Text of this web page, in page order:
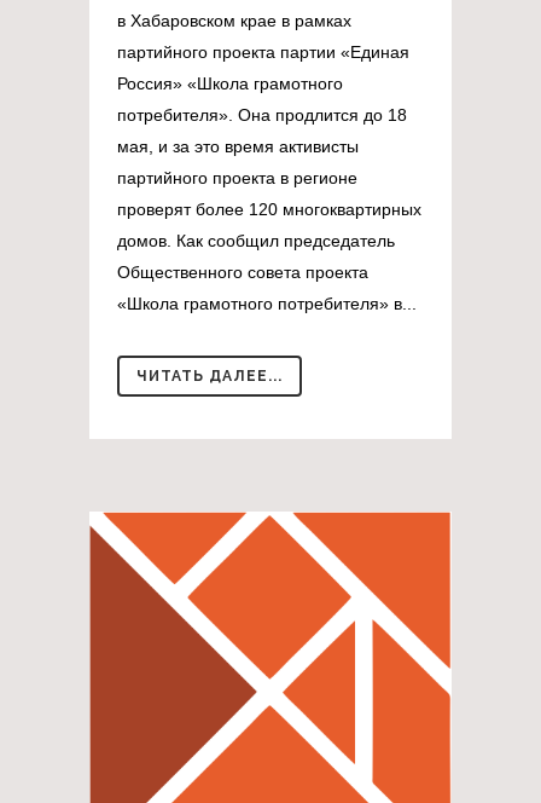
в Хабаровском крае в рамках
партийного проекта партии «Единая
Россия» «Школа грамотного
потребителя». Она продлится до 18
мая, и за это время активисты
партийного проекта в регионе
проверят более 120 многоквартирных
домов. Как сообщил председатель
Общественного совета проекта
«Школа грамотного потребителя» в...
ЧИТАТЬ ДАЛЕЕ...